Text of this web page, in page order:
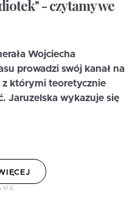
- czytamy we
Wojciecha
prowadzi swój kanał na
z którymi teoretycznie
Jaruzelska wykazuje się